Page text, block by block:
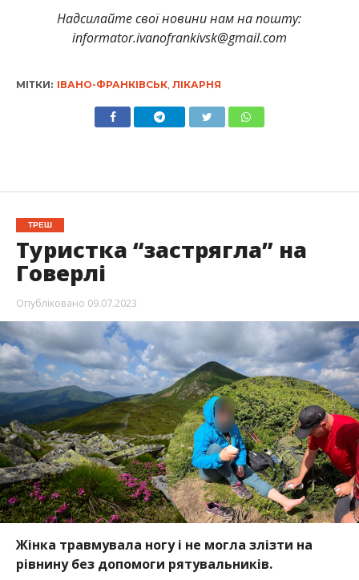
Надсилайте свої новини нам на пошту:
informator.ivanofrankivsk@gmail.com
МІТКИ: ІВАНО-ФРАНКІВСЬК, ЛІКАРНЯ
ТРЕШ
Туристка “застрягла” на
Говерлі
Опубліковано 09.07.2023
Жінка травмувала ногу і не могла злізти на
рівнину без допомоги рятувальників.